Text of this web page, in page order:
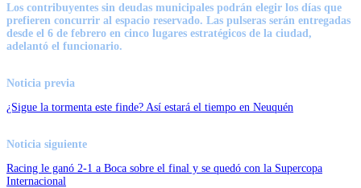
Los contribuyentes sin deudas municipales podrán elegir los días que
prefieren concurrir al espacio reservado. Las pulseras serán entregadas
desde el 6 de febrero en cinco lugares estratégicos de la ciudad,
adelantó el funcionario.
Noticia previa
¿Sigue la tormenta este finde? Así estará el tiempo en Neuquén
Noticia siguiente
Racing le ganó 2-1 a Boca sobre el final y se quedó con la Supercopa
Internacional